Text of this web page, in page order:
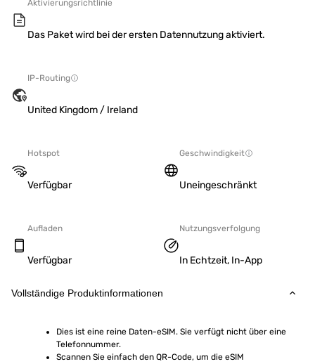
Aktivierungsrichtlinie
Das Paket wird bei der ersten Datennutzung aktiviert.
IP-Routing
United Kingdom / Ireland
Hotspot
Verfügbar
Geschwindigkeit
Uneingeschränkt
Aufladen
Verfügbar
Nutzungsverfolgung
In Echtzeit, In-App
Vollständige Produktinformationen
Dies ist eine reine Daten-eSIM. Sie verfügt nicht über eine
Telefonnummer.
Scannen Sie einfach den QR-Code, um die eSIM